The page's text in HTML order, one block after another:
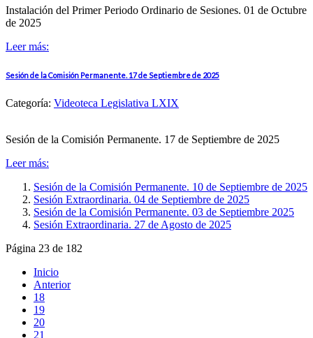
Instalación del Primer Periodo Ordinario de Sesiones. 01 de Octubre
de 2025
Leer más:
Sesión de la Comisión Permanente. 17 de Septiembre de 2025
Categoría: Videoteca Legislativa LXIX
Sesión de la Comisión Permanente. 17 de Septiembre de 2025
Leer más:
Sesión de la Comisión Permanente. 10 de Septiembre de 2025
Sesión Extraordinaria. 04 de Septiembre de 2025
Sesión de la Comisión Permanente. 03 de Septiembre 2025
Sesión Extraordinaria. 27 de Agosto de 2025
Página 23 de 182
Inicio
Anterior
18
19
20
21